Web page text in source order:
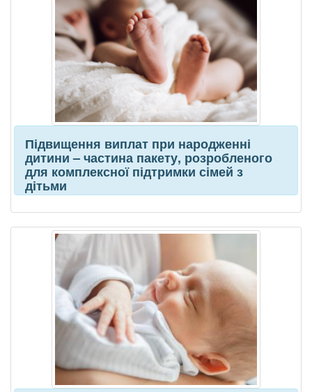
Підвищення виплат при народженні
дитини – частина пакету, розробленого
для комплексної підтримки сімей з
дітьми